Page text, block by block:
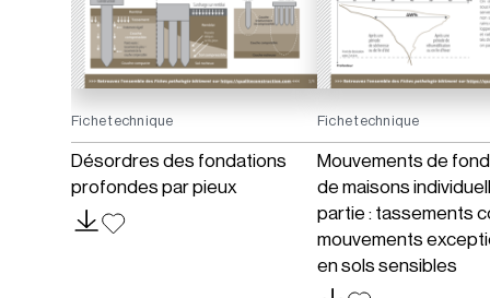
Fiche technique
Désordres des fondations
profondes par pieux
Fiche technique
Mouvements de
de maisons
partie : tassements
mouvements
en sols sensibles